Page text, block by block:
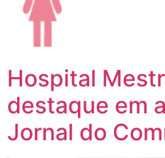
Hospital
destaque em
Jornal do